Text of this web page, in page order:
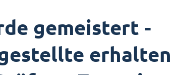
gemeistert -
erhalten